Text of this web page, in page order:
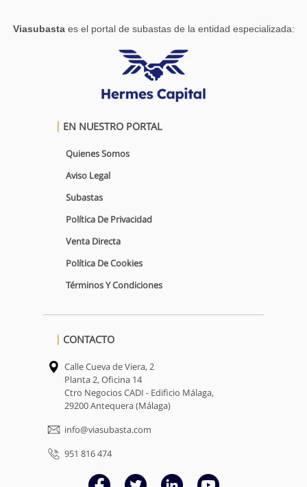
Viasubastaes el portal de subastas de la entidad especializada:
EN NUESTRO PORTAL
Quienes Somos
Aviso Legal
Subastas
Política De Privacidad
Venta Directa
Política De Cookies
Términos Y Condiciones
CONTACTO
Calle Cueva de Viera, 2
Planta 2, Oficina 14
Ctro Negocios CADI - Edificio Málaga,
29200 Antequera (Málaga)
info@viasubasta.com
951 816 474